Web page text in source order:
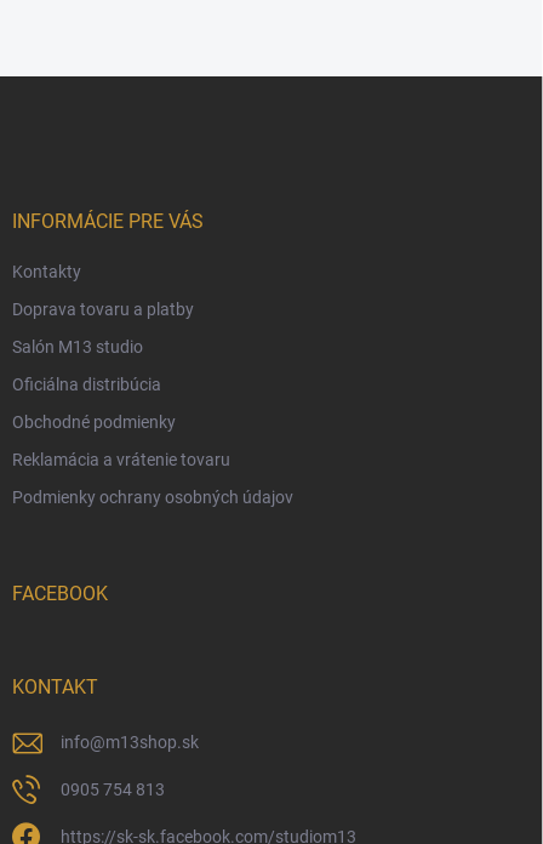
INFORMÁCIE PRE VÁS
Kontakty
Doprava tovaru a platby
Salón M13 studio
Oficiálna distribúcia
Obchodné podmienky
Reklamácia a vrátenie tovaru
Podmienky ochrany osobných údajov
FACEBOOK
KONTAKT
info@m13shop.sk
0905 754 813
https://sk-sk.facebook.com/studiom13